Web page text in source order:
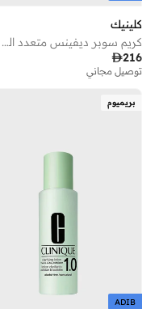
كلينيك
كريم سوبر ديفينس متعدد التصحيح واسع الطيف بعامل حماية
216
توصيل مجاني
بريميوم
ADIB